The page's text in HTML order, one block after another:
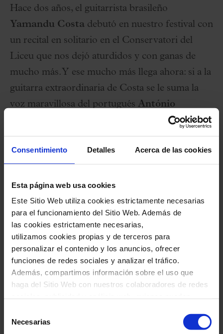
Consentimiento Detalles Acerca de las cookies
Esta página web usa cookies
Este Sitio Web utiliza cookies estrictamente necesarias
para el funcionamiento del Sitio Web. Además de
las cookies estrictamente necesarias,
utilizamos cookies propias y de terceros para
personalizar el contenido y los anuncios, ofrecer
funciones de redes sociales y analizar el tráfico.
Además, compartimos información sobre el uso que
haga del Sitio Web con nuestros colaboradores de redes
proporcionado o que hayan recopilado a través del uso
que haya hecho de sus servicios. En el cuadro inferior
Necesarias
Hace dos años, el guitarrista brasileño
Yamandu Costa debutó en nuestro festival con
un recital en solitario en el Conservatori del
Liceu que nos dejó aturdidos y con ganas de
mucho más. Y ese mucho más llega ahora: si a la
guitarra extraordinaria de Costa se le suma la
voz maravillosa del portugués António
Prenda minha, un
disco recién publicado que es una lección de
sutileza y armonía, de intimidad y cercanía. De
e insolencias. Repertorio portugués, brasileño y
también alguna incursión en el cancionero en
español conforman un recital que se prevé
majestuoso en nuestro escenario principal, el
Palau de la Música Catalana. Nos espera, otra
vez, una hermosa lección de vida.
IMPORTANTE: Los menores de 16 años